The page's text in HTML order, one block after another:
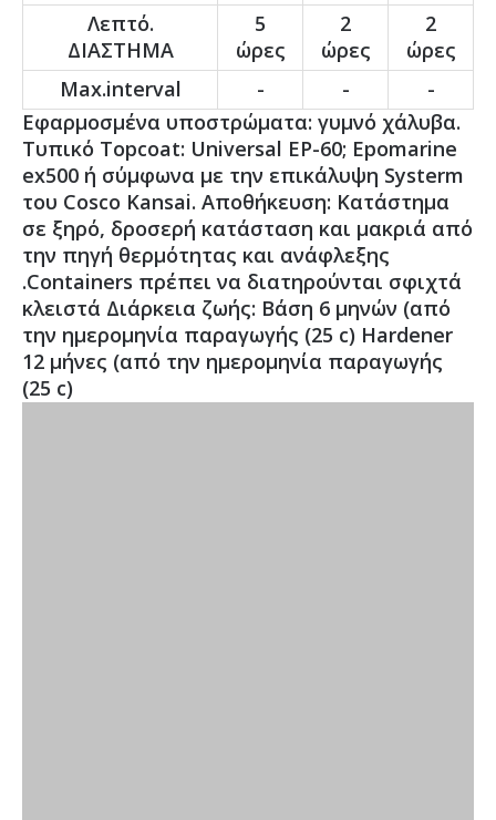
Λεπτό.
ΔΙΑΣΤΗΜΑ
5
ώρες
2
ώρες
2
ώρες
Max.interval
- -
-
Εφαρμοσμένα υποστρώματα: γυμνό χάλυβα.
Τυπικό Topcoat: Universal EP-60; Epomarine
ex500 ή σύμφωνα με την επικάλυψη Systerm
του Cosco Kansai. Αποθήκευση: Κατάστημα
σε ξηρό, δροσερή κατάσταση και μακριά από
την πηγή θερμότητας και ανάφλεξης
.Containers πρέπει να διατηρούνται σφιχτά
κλειστά Διάρκεια ζωής: Βάση 6 μηνών (από
την ημερομηνία παραγωγής (25 c) Hardener
12 μήνες (από την ημερομηνία παραγωγής
(25 c)